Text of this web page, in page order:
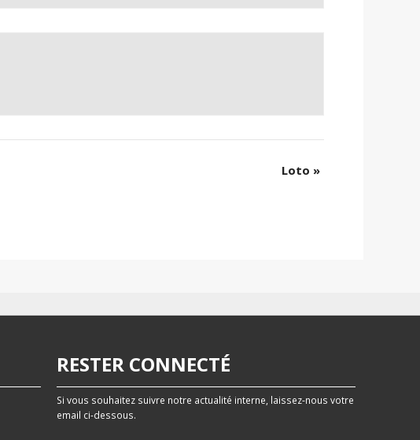
Loto »
RESTER CONNECTÉ
Si vous souhaitez suivre notre actualité interne, laissez-nous votre
email ci-dessous.